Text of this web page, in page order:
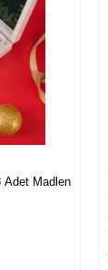
Adet Madlen